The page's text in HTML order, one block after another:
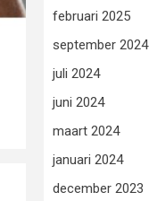
februari 2025
september 2024
juli 2024
juni 2024
maart 2024
januari 2024
december 2023